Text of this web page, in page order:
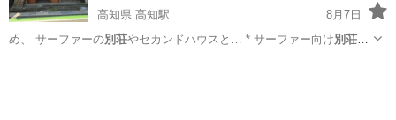
高知県 高知駅
8月7日
め、 サーファーの別荘やセカンドハウスと… * サーファー向け別荘に